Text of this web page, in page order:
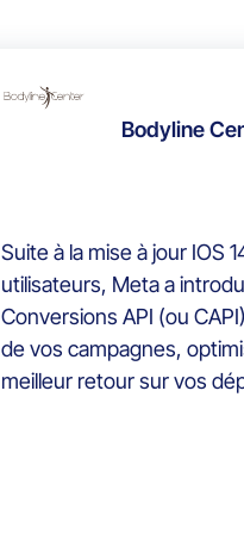
Bodyline
Suite à la mise à jour IOS
utilisateurs, Meta a
Conversions API (ou
de vos campagnes,
meilleur retour sur vos